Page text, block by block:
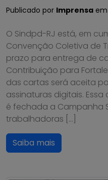
Publicado por Imprensa em
O Sindpd-RJ está, em
Convenção Coletiva de
prazo para entrega de
Contribuição para
das cartas será aceita
assinaturas digitais.
é fechada a Campanha
trabalhadoras […]
Saiba mais